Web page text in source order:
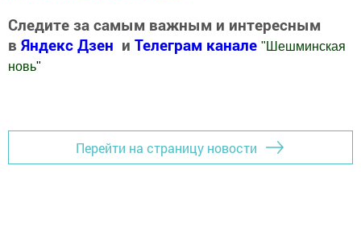
Следите за самым важным и интересным
в Яндекс Дзен и Телеграм канале " Шешминская
новь"
Перейти на страницу новости